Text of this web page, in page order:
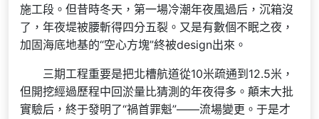
施工段。但昔時冬天，第一場冷潮年夜風過后，沉箱沒
了，年夜堤被腰斬得四分五裂。又是有數個不眠之夜，
加固海底地基的“空心方塊”終被design出來。
三期工程重要是把北槽航道從10米疏通到12.5米，
但開挖經過歷程中回淤量比猜測的年夜得多。顛末大批
實驗后，終于發明了“禍首罪魁”——流場變更。于是才